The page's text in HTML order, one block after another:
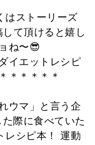
はストーリーズ
て頂けると嬉し
ね〜😎
イエットレシピ
＊＊＊＊＊
ウマ」と言う企
際に食べていた
レシピ本！ 運動